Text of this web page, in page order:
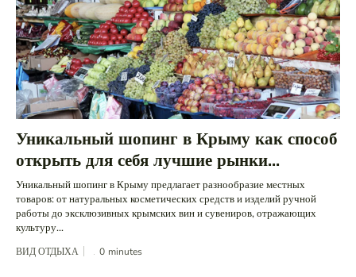
Уникальный шопинг в Крыму как способ
открыть для себя лучшие рынки...
Уникальный шопинг в Крыму предлагает разнообразие местных
товаров: от натуральных косметических средств и изделий ручной
работы до эксклюзивных крымских вин и сувениров, отражающих
культуру...
ВИД ОТДЫХА 0 minutes